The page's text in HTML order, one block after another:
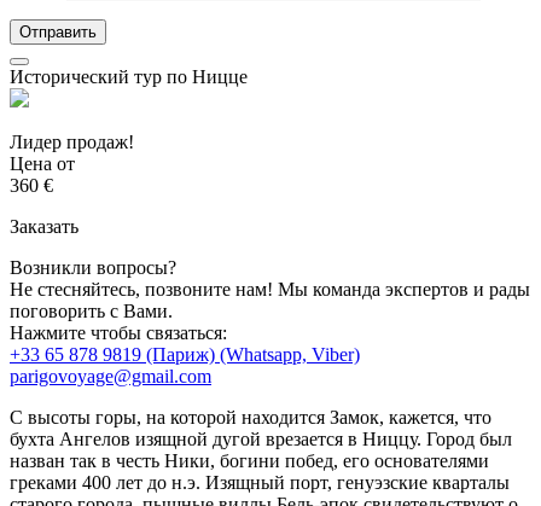
Исторический тур по Ницце
Лидер продаж!
Цена от
360 €
Заказать
Возникли вопросы?
Не стесняйтесь, позвоните нам! Мы команда экспертов и рады
поговорить с Вами.
Нажмите чтобы связаться:
+33 65 878 9819 (Париж) (Whatsapp, Viber)
parigovoyage@gmail.com
С высоты горы, на которой находится Замок, кажется, что
бухта Ангелов изящной дугой врезается в Ниццу. Город был
назван так в честь Ники, богини побед, его основателями
греками 400 лет до н.э. Изящный порт, генуэзские кварталы